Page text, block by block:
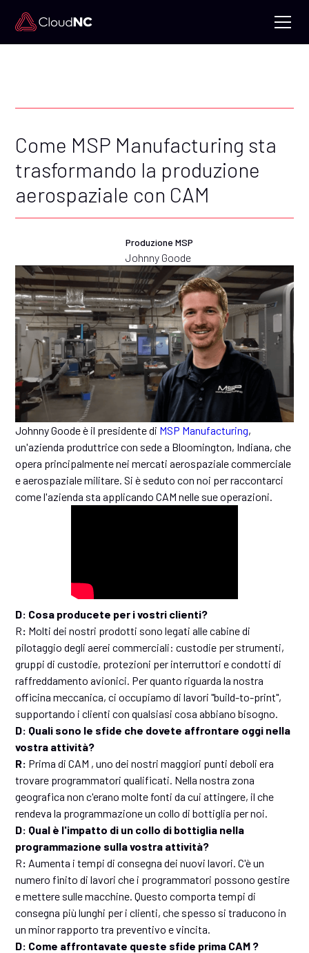
Come MSP Manufacturing sta
trasformando la produzione
aerospaziale con CAM
Produzione MSP
Johnny Goode
Johnny Goode è il presidente di MSP Manufacturing,
un'azienda produttrice con sede a Bloomington, Indiana, che
opera principalmente nei mercati aerospaziale commerciale
e aerospaziale militare. Si è seduto con noi per raccontarci
come l'azienda sta applicando CAM nelle sue operazioni.
D: Cosa producete per i vostri clienti?
R: Molti dei nostri prodotti sono legati alle cabine di
pilotaggio degli aerei commerciali: custodie per strumenti,
gruppi di custodie, protezioni per interruttori e condotti di
raffreddamento avionici. Per quanto riguarda la nostra
officina meccanica, ci occupiamo di lavori "build-to-print",
supportando i clienti con qualsiasi cosa abbiano bisogno.
D: Quali sono le sfide che dovete affrontare oggi nella
vostra attività?
R: Prima di CAM , uno dei nostri maggiori punti deboli era
trovare programmatori qualificati. Nella nostra zona
geografica non c'erano molte fonti da cui attingere, il che
rendeva la programmazione un collo di bottiglia per noi.
D: Qual è l'impatto di un collo di bottiglia nella
programmazione sulla vostra attività?
R: Aumenta i tempi di consegna dei nuovi lavori. C'è un
numero finito di lavori che i programmatori possono gestire
e mettere sulle macchine. Questo comporta tempi di
consegna più lunghi per i clienti, che spesso si traducono in
un minor rapporto tra preventivo e vincita.
D: Come affrontavate queste sfide prima CAM ?